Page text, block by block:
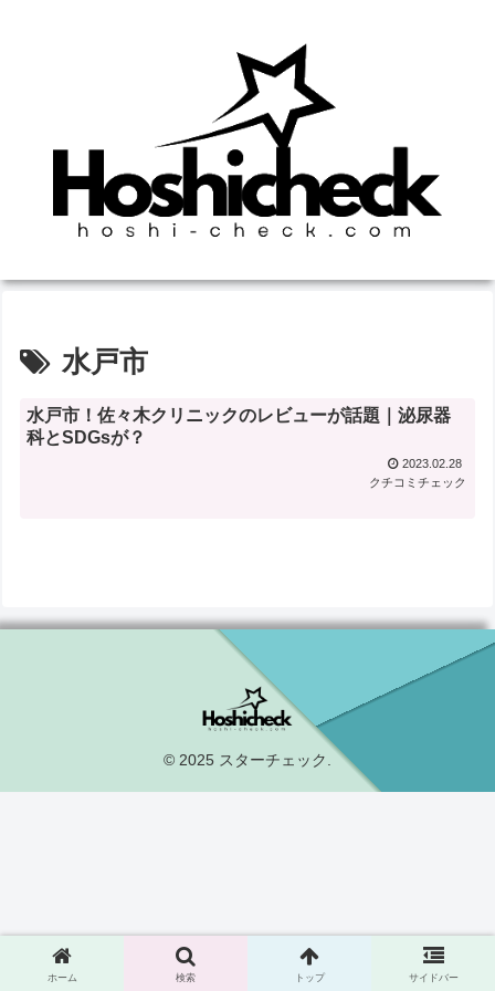
水戸市
水戸市！佐々木クリニックのレビューが話題｜泌尿器
科とSDGsが？
2023.02.28
クチコミチェック
© 2025 スターチェック.
ホーム 検索 トップ サイドバー